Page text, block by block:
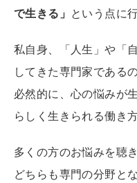
で生きる」
という点に
私自身、「人生」や「
してきた専門家であるの
必然的に、心の悩みが
らしく生きられる働き方
多くの方のお悩みを聴
どちらも専門の分野と